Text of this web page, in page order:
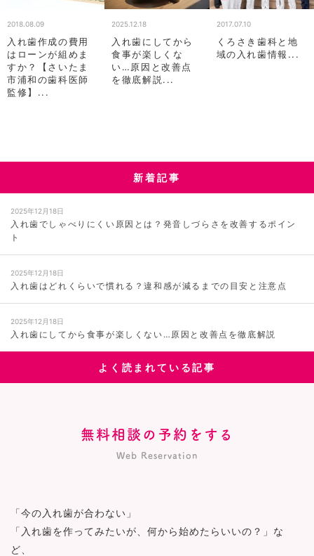
2018.08.09
入れ歯作成の費用
はローンが組めま
すか？【さいたま
市浦和の歯科医師
監修】...
2025.12.18
入れ歯にしてから
食事が楽しくな
い…原因と改善点
を徹底解説...
2017.07.10
くろさき歯科と地
域の入れ歯情報...
新着記事
2025年12月18日
入れ歯でしゃべりにくい原因とは？発音しづらさを改善するポイン
ト
2025年12月18日
入れ歯はどれくらいで慣れる？違和感が減るまでの目安と注意点
2025年12月18日
入れ歯にしてから食事が楽しくない…原因と改善点を徹底解説
よく読まれている記事
無料相談の予約をする
Web Reservation
「今の入れ歯が合わない」
「入れ歯を作ってみたいが、何から始めたらいいの？」な
ど、